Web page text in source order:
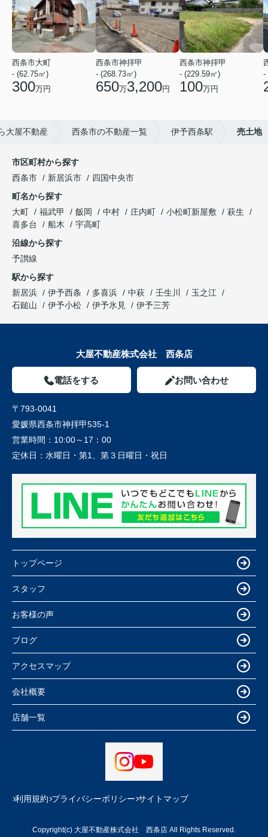
西条市大町
- (62.75㎡)
300万円
西条市神拝甲
- (268.73㎡)
650万3,200円
西条市神拝甲
- (229.59㎡)
100万円
-
大屋不動産 西条市の不動産一覧 伊予西条駅 売土地
市区町村から探す
西条市
新居浜市
四国中央市
町名から探す
大町
福武甲 飯岡 中村 庄内町 小松町新屋敷
萩生
喜多台
船木
宇高町
沿線から探す
予讃線
駅から探す
新居浜
伊予西条 多喜浜 中萩 壬生川
玉之江
石鎚山
伊予小松 伊予氷見 伊予三芳
大屋不動産株式会社 西条店
電話をする お問い合わせ
〒793-0041
愛媛県西条市神拝甲535-1
営業時間： 10:00～17：00
定休日： 水曜日・第1、第３日曜日・祝日
トップページ
スタッフ
お客様の声
ブログ
アクセスマップ
会社概要
店舗一覧
利用規約 プライバシーポリシー サイトマップ
Copyright(c) 大屋不動産株式会社 西条店 All Rights Reserved.